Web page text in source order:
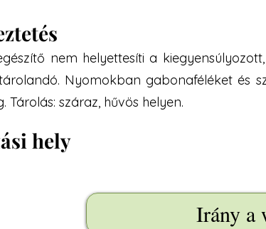
nem helyettesíti a
Nyomokban gabonaféléket és
Tárolás: száraz, hűvös helyen.
hely
Irány a